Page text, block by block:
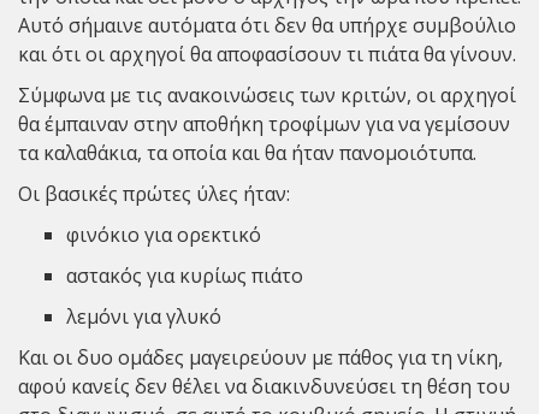
Αυτό σήμαινε αυτόματα ότι δεν θα υπήρχε συμβούλιο
και ότι οι αρχηγοί θα αποφασίσουν τι πιάτα θα γίνουν.
Σύμφωνα με τις ανακοινώσεις των κριτών, οι αρχηγοί
θα έμπαιναν στην αποθήκη τροφίμων για να γεμίσουν
τα καλαθάκια, τα οποία και θα ήταν πανομοιότυπα.
Οι βασικές πρώτες ύλες ήταν:
φινόκιο για ορεκτικό
αστακός για κυρίως πιάτο
λεμόνι για γλυκό
Και οι δυο ομάδες μαγειρεύουν με πάθος για τη νίκη,
αφού κανείς δεν θέλει να διακινδυνεύσει τη θέση του